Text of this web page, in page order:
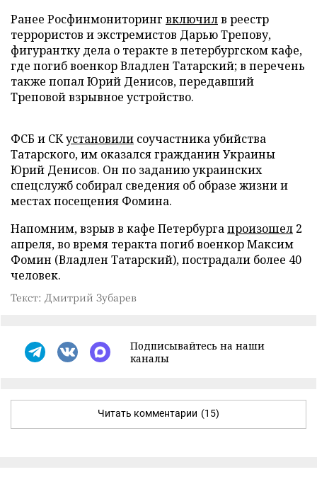
Ранее Росфинмониторинг включилв реестр
террористов и экстремистов Дарью Трепову,
фигурантку дела о теракте в петербургском кафе,
где погиб военкор Владлен Татарский; в перечень
также попал Юрий Денисов, передавший
Треповой взрывное устройство.
ФСБ и СКустановили соучастника убийства
Татарского, им оказался гражданин Украины
Юрий Денисов. Он по заданию украинских
спецслужб собирал сведения об образе жизни и
местах посещения Фомина.
Напомним, взрыв в кафе Петербургапроизошел 2
апреля, во время теракта погиб военкор Максим
Фомин (Владлен Татарский), пострадали более 40
человек.
Текст: Дмитрий Зубарев
Подписывайтесь на наши
каналы
Читать комментарии (15)